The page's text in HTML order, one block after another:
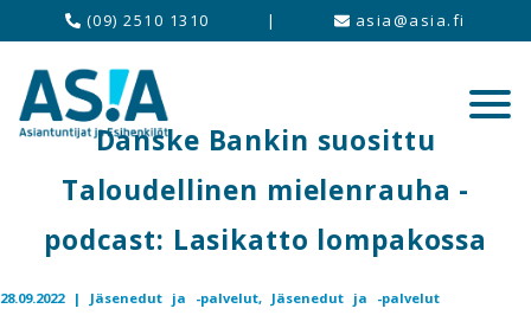
(09) 2510 1310 | asia@asia.fi
Danske Bankin suosittu
Taloudellinen mielenrauha -
podcast: Lasikatto lompakossa
28.09.2022 | Jäsenedut ja -palvelut, Jäsenedut ja -palvelut